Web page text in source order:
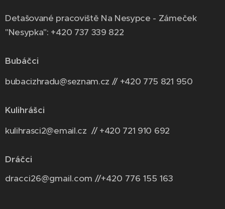
Detašované pracoviště Na Nesypce - Zámeček
"Nesypka": +420 737 339 822
Bubáčci
bubacizhradu@seznam.cz // +420 775 821 950
Kulihrášci
kulihrasci2@email.cz // +420 721 910 692
Dráčci
dracci26@gmail.com //+420 776 155 163